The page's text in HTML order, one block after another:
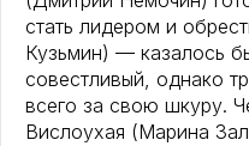
стать лидером и
Кузьмин) — казалось
совестливый, однако
всего за свою шкуру.
Вислоухая (Марина